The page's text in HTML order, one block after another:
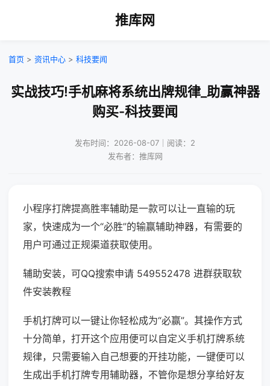
推库网
首页 > 资讯中心 > 科技要闻
实战技巧!手机麻将系统出牌规律_助赢神器
购买-科技要闻
发布时间：2026-08-07｜阅读：2
发布者：推库网
小程序打牌提高胜率辅助是一款可以让一直输的玩
家，快速成为一个“必胜”的输赢辅助神器，有需要的
用户可通过正规渠道获取使用。
辅助安装，可QQ搜索申请 549552478 进群获取软
件安装教程
手机打牌可以一键让你轻松成为“必赢”。其操作方式
十分简单，打开这个应用便可以自定义手机打牌系统
规律，只需要输入自己想要的开挂功能，一键便可以
生成出手机打牌专用辅助器，不管你是想分享给好友